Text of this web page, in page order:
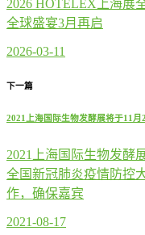
2026 HOTELEX上海展
全球盛宴3月再启
2026-03-11
下一篇
2021上海国际生物发酵展将于11月
2021上海国际生物发酵
全国新冠肺炎疫情防控
作，确保嘉宾
2021-08-17